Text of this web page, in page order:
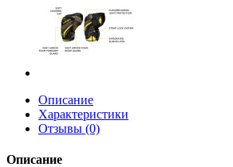
Описание
Характеристики
Отзывы (0)
Описание